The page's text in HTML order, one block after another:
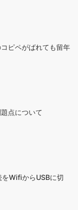
ピペがばれても留年
点について
WifiからUSBに切